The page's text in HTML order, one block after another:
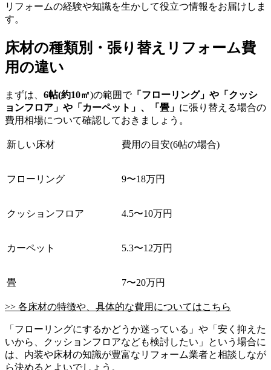
リフォームの経験や知識を生かして役立つ情報をお届けしま
す。
床材の種類別・張り替えリフォーム費
用の違い
まずは、 6帖(約10㎡)の範囲で「フローリング」や「クッシ
ョンフロア」や「カーペット」、「畳」 に張り替える場合の
費用相場について確認しておきましょう。
新しい床材 費用の目安(6帖の場合)
フローリング 9〜18万円
クッションフロア 4.5〜10万円
カーペット 5.3〜12万円
畳 7〜20万円
>> 各床材の特徴や、具体的な費用についてはこちら
「フローリングにするかどうか迷っている」や「安く抑えた
いから、クッションフロアなども検討したい」という場合に
は、内装や床材の知識が豊富なリフォーム業者と相談しなが
ら決めるとよいでしょう。